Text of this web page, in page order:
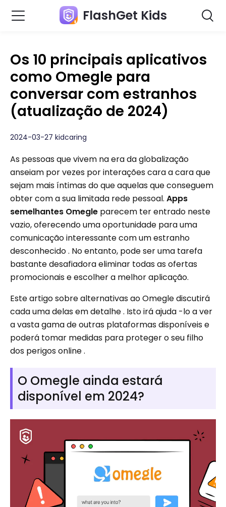
FlashGet Kids
Os 10 principais aplicativos
como Omegle para
conversar com estranhos
(atualização de 2024)
2024-03-27 kidcaring
As pessoas que vivem na era da globalização
anseiam por vezes por interações cara a cara que
sejam mais íntimas do que aquelas que conseguem
obter com a sua limitada rede pessoal. Apps
semelhantes Omegle parecem ter entrado neste
vazio, oferecendo uma oportunidade para uma
comunicação interessante com um estranho
desconhecido . No entanto, pode ser uma tarefa
bastante desafiadora eliminar todas as ofertas
promocionais e escolher a melhor aplicação.
Este artigo sobre alternativas ao Omegle discutirá
cada uma delas em detalhe . Isto irá ajuda -lo a ver
a vasta gama de outras plataformas disponíveis e
poderá tomar medidas para proteger o seu filho
dos perigos online .
O Omegle ainda estará
disponível em 2024?